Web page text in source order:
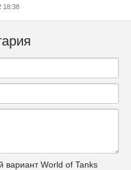
18:38
World of Tanks